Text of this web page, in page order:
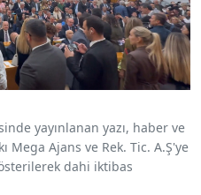
yayınlanan yazı, haber ve
Ajans ve Rek. Tic. A.Ş'ye
dahi iktibas